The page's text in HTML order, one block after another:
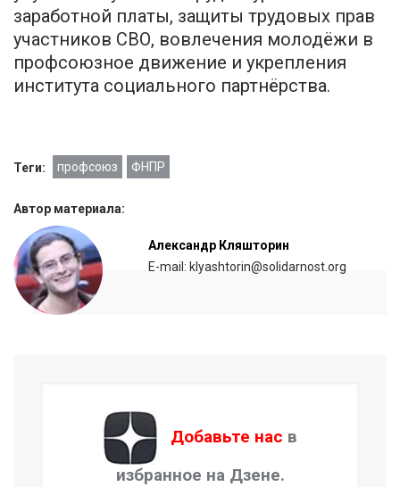
заработной платы, защиты трудовых прав
участников СВО, вовлечения молодёжи в
профсоюзное движение и укрепления
института социального партнёрства.
Теги: профсоюз ФНПР
Автор материала:
Александр Кляшторин
E-mail: klyashtorin@solidarnost.org
Добавьте нас в
избранное на Дзене.